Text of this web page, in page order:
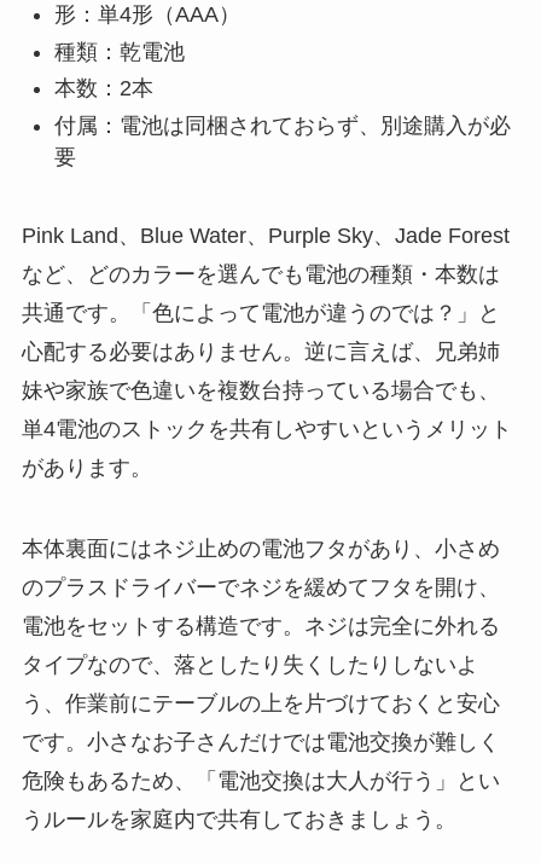
形：単4形（AAA）
種類：乾電池
本数：2本
付属：電池は同梱されておらず、別途購入が必
要
Pink Land、Blue Water、Purple Sky、Jade Forest
など、どのカラーを選んでも電池の種類・本数は
共通です。「色によって電池が違うのでは？」と
心配する必要はありません。逆に言えば、兄弟姉
妹や家族で色違いを複数台持っている場合でも、
単4電池のストックを共有しやすいというメリット
があります。
本体裏面にはネジ止めの電池フタがあり、小さめ
のプラスドライバーでネジを緩めてフタを開け、
電池をセットする構造です。ネジは完全に外れる
タイプなので、落としたり失くしたりしないよ
う、作業前にテーブルの上を片づけておくと安心
です。小さなお子さんだけでは電池交換が難しく
危険もあるため、「電池交換は大人が行う」とい
うルールを家庭内で共有しておきましょう。